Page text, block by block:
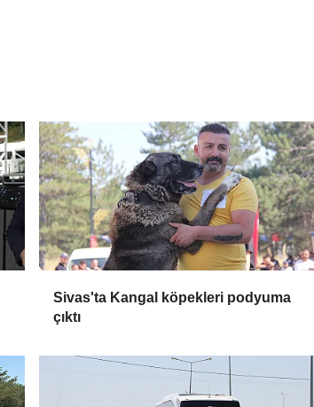
Sivas'ta Kangal köpekleri podyuma
çıktı